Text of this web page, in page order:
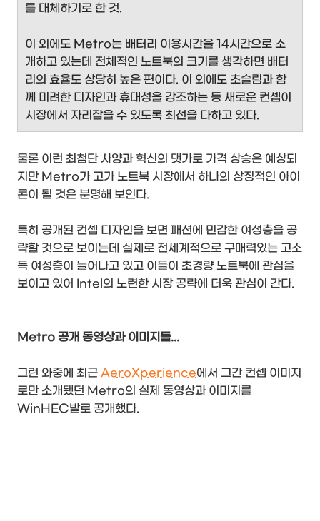
를 대체하기로 한 것.
이 외에도 Metro는 배터리 이용시간을 14시간으로 소
개하고 있는데 전체적인 노트북의 크기를 생각하면 배터
리의 효율도 상당히 높은 편이다. 이 외에도 초슬림과 함
께 미려한 디자인과 휴대성을 강조하는 등 새로운 컨셉이
시장에서 자리잡을 수 있도록 최선을 다하고 있다.
물론 이런 최첨단 사양과 혁신의 댓가로 가격 상승은 예상되
지만 Metro가 고가 노트북 시장에서 하나의 상징적인 아이
콘이 될 것은 분명해 보인다.
특히 공개된 컨셉 디자인을 보면 패션에 민감한 여성층을 공
략할 것으로 보이는데 실제로 전세계적으로 구매력있는 고소
득 여성층이 늘어나고 있고 이들이 초경량 노트북에 관심을
보이고 있어 Intel의 노련한 시장 공략에 더욱 관심이 간다.
Metro 공개 동영상과 이미지들...
그런 와중에 최근 AeroXperience에서 그간 컨셉 이미지
로만 소개됐던 Metro의 실제 동영상과 이미지를
WinHEC발로 공개했다.